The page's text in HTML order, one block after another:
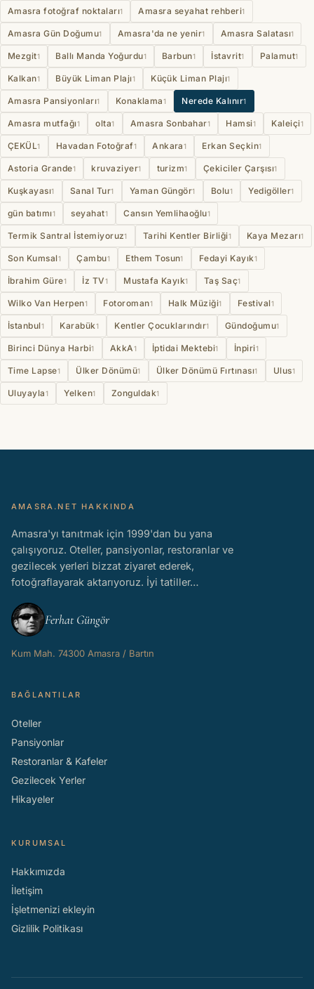
Amasra fotoğraf noktaları1 Amasra seyahat rehberi1
Amasra Gün Doğumu1 Amasra'da ne yenir1 Amasra Salatası1
Mezgit1 Ballı Manda Yoğurdu1 Barbun1 İstavrit1 Palamut1
Kalkan1 Büyük Liman Plajı1 Küçük Liman Plajı1
Amasra Pansiyonları1 Konaklama1 Nerede Kalınır1
Amasra mutfağı1 olta1 Amasra Sonbahar1 Hamsi1 Kaleiçi1
ÇEKÜL1 Havadan Fotoğraf1 Ankara1 Erkan Seçkin1
Astoria Grande1 kruvaziyer1 turizm1 Çekiciler Çarşısı1
Kuşkayası1 Sanal Tur1 Yaman Güngör1 Bolu1 Yedigöller1
gün batımı1 seyahat1 Cansın Yemlihaoğlu1
Termik Santral İstemiyoruz1 Tarihi Kentler Birliği1 Kaya Mezarı1
Son Kumsal1 Çambu1 Ethem Tosun1 Fedayi Kayık1
İbrahim Güre1 İz TV1 Mustafa Kayık1 Taş Saç1
Wilko Van Herpen1 Fotoroman1 Halk Müziği1 Festival1
İstanbul1 Karabük1 Kentler Çocuklarındır1 Gündoğumu1
Birinci Dünya Harbi1 AkkA1 İptidai Mektebi1 İnpiri1
Time Lapse1 Ülker Dönümü1 Ülker Dönümü Fırtınası1 Ulus1
Uluyayla1 Yelken1 Zonguldak1
AMASRA.NET HAKKINDA
Amasra'yı tanıtmak için 1999'dan bu yana
çalışıyoruz. Oteller, pansiyonlar, restoranlar ve
gezilecek yerleri bizzat ziyaret ederek,
fotoğraflayarak aktarıyoruz. İyi tatiller…
Ferhat Güngör
Kum Mah. 74300 Amasra / Bartın
BAĞLANTILAR
Oteller
Pansiyonlar
Restoranlar & Kafeler
Gezilecek Yerler
Hikayeler
KURUMSAL
Hakkımızda
İletişim
İşletmenizi ekleyin
Gizlilik Politikası